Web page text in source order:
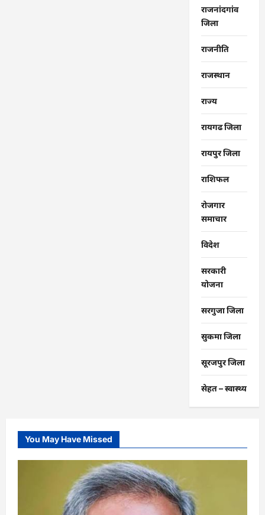
राजनांदगांव
जिला
राजनीति
राजस्थान
राज्‍य
रायगढ जिला
रायपुर जिला
राशिफल
रोजगार
समाचार
विदेश
सरकारी
योजना
सरगुजा जिला
सुकमा जिला
सूरजपुर जिला
सेहत – स्‍वास्‍थ्‍य
You May Have Missed